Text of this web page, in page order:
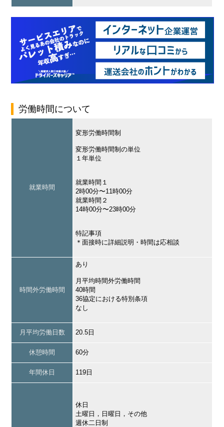
労働時間について
就業時間
変形労働時間制
変形労働時間制の単位
１年単位
就業時間１
2時00分〜11時00分
就業時間２
14時00分〜23時00分
特記事項
＊面接時に詳細説明・時間は応相談
時間外労働時間
あり
月平均時間外労働時間
40時間
36協定における特別条項
なし
月平均労働日数 20.5日
休憩時間 60分
年間休日 119日
休日
土曜日，日曜日，その他
週休二日制